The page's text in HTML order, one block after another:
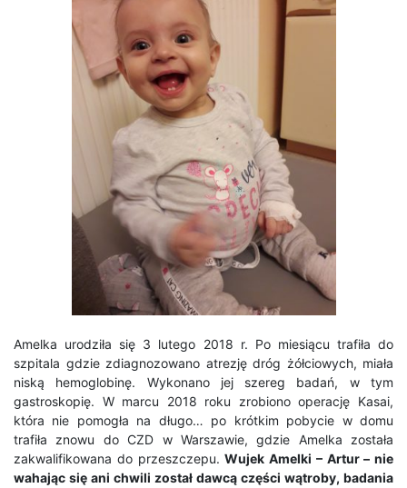
Amelka urodziła się 3 lutego 2018 r. Po miesiącu trafiła do
szpitala gdzie zdiagnozowano atrezję dróg żółciowych, miała
niską hemoglobinę. Wykonano jej szereg badań, w tym
gastroskopię. W marcu 2018 roku zrobiono operację Kasai,
która nie pomogła na długo… po krótkim pobycie w domu
trafiła znowu do CZD w Warszawie, gdzie Amelka została
zakwalifikowana do przeszczepu.Wujek Amelki – Artur – nie
wahając się ani chwili został dawcą części wątroby, badania